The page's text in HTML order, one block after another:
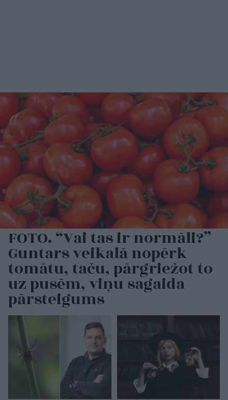
FOTO. “Vai tas ir normāli?”
Guntars veikalā nopērk
tomātu, taču, pārgriežot to
uz pusēm, viņu sagaida
pārsteigums